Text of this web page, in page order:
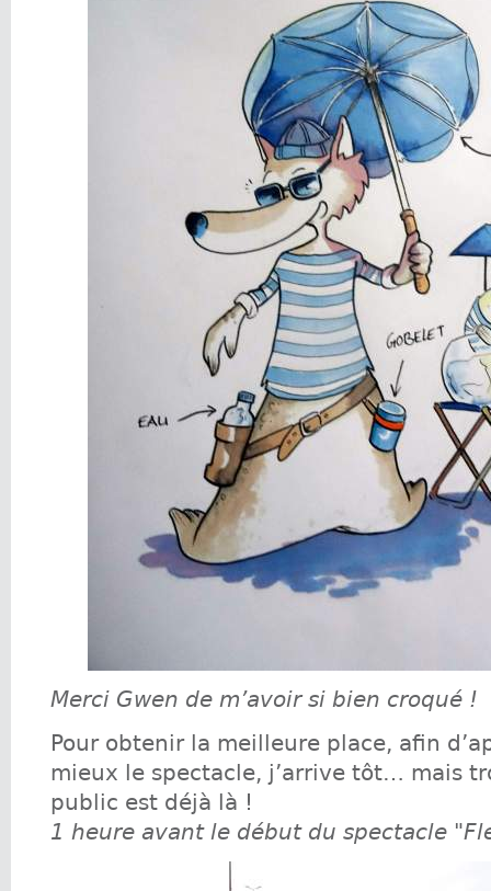
Merci Gwen de m’avoir si bien croqué !
Pour obtenir la meilleure place, afin
mieux le spectacle, j’arrive tôt… mais
public est déjà là !
1 heure avant le début du spectacle